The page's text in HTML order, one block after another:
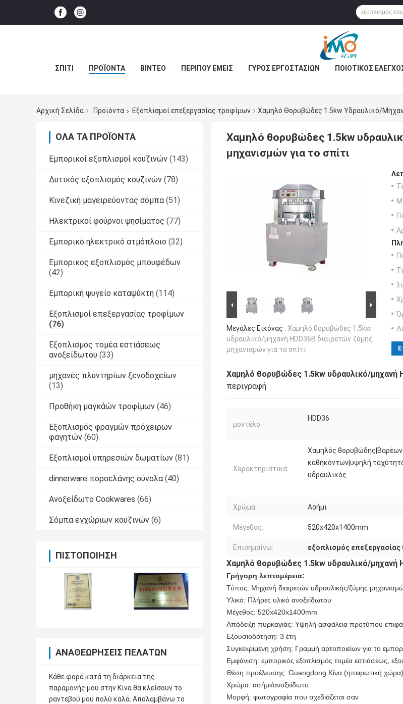
ΣΠΊΤΙ ΠΡΟΪΌΝΤΑ ΒΊΝΤΕΟ ΠΕΡΊΠΟΥ ΕΜΕΊΣ ΓΎΡΟΣ ΕΡΓΟΣΤΑΣΊΩΝ ΠΟΙΟΤΙΚΌΣ
Αρχική Σελίδα Προϊόντα Εξοπλισμοί επεξεργασίας τροφίμων Χαμηλό Θορυβώδες 1.5kw Υδραυλικό/
ΌΛΑ ΤΑ ΠΡΟΪΌΝΤΑ
Εμπορικοί εξοπλισμοί κουζινών (143)
Δυτικός εξοπλισμός κουζινών (78)
Κινεζική μαγειρεύοντας σόμπα (51)
Ηλεκτρικοί φούρνοι ψησίματος (77)
Εμπορικό ηλεκτρικό ατμόπλοιο (32)
Εμπορικός εξοπλισμός μπουφέδων
(42)
Εμπορική ψυγείο καταψύκτη (114)
Εξοπλισμοί επεξεργασίας τροφίμων
(76)
Εξοπλισμός τομέα εστιάσεως
ανοξείδωτου (33)
μηχανές πλυντηρίων ξενοδοχείων
(13)
Προθήκη μαγκάών τροφίμων (46)
Εξοπλισμός φραγμών πρόχειρων
φαγητών (60)
Εξοπλισμοί υπηρεσιών δωματίων (81)
dinnerware πορσελάνης σύνολα (40)
Ανοξείδωτο Cookwares (66)
Σόμπα εγχώριων κουζινών (6)
ΠΙΣΤΟΠΟΊΗΣΗ
ΑΝΑΘΕΩΡΉΣΕΙΣ ΠΕΛΑΤΏΝ
Κάθε φορά κατά τη διάρκεια της
παραμονής μου στην Κίνα θα κλείσουν το
ραντεβού μου πολύ καλά. Απολαμβάνω το
Χαμηλό θορυβώδες 1.5kw
μηχανισμών για το σπίτι
Μεγάλες Εικόνας : Χαμηλό θορυβώδες 1.5kw
υδραυλικό/μηχανή HDD36B διαιρετών ζύμης
μηχανισμών για το σπίτι
Χαμηλό θορυβώδες 1.5kw υδραυλικό/μηχανή
περιγραφή
μοντέλο:
HDD36
Χαρακτηριστικά:
Χαμηλός θορυβώδης|Βαρέων
καθηκόντων|υψηλή
υδραυλικός
Χρώμα: Ασήμι
Μέγεθος: 520x420x1400mm
Επισημαίνω: εξοπλισμός
Χαμηλό θορυβώδες 1.5kw υδραυλικό/μηχανή
Γρήγορη λεπτομέρεια:
Τύπος: Μηχανή διαιρετών υδραυλικής/ζύμης
Υλικό: Πλήρες υλικό ανοξείδωτου
Μέγεθος: 520x420x1400mm
Απόδειξη πυρκαγιάς: Υψηλή ασφάλεια προτύπου
Εξουσιοδότηση: 3 έτη
Συγκεκριμένη χρήση: Γραμμή αρτοποιείων για το
Εμφάνιση: εμπορικός εξοπλισμός τομέα εστιάσεως,
Θέση προέλευσης: Guangdong Κίνα (ηπειρωτική χώρα)
Χρώμα: ασήμι/ανοξείδωτο
Μορφή: φωτογραφία που σχεδιάζεται σαν